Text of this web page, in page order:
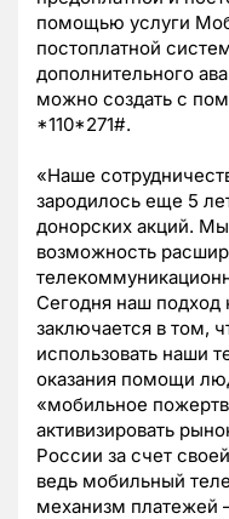
помощью услуги
постоплатной
дополнительного
можно создать с
*110*271#.
«Наше
зародилось еще 5
донорских акций.
возможность
Сегодня наш подход
заключается в том,
использовать наши
оказания помощи
«мобильное
активизировать
России за счет
ведь мобильный
механизм платежей